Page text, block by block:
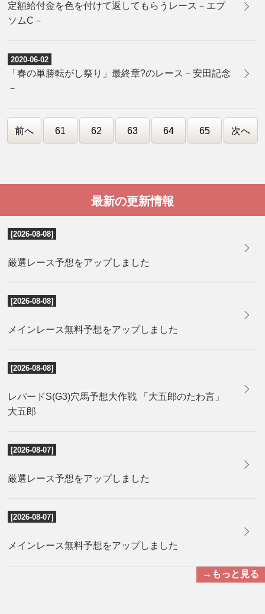
定額給付金を色を付けて返してもらうレース－エプ
ソムC－
2020-06-02
「春の単勝転がし祭り」最終章?のレース－安田記念
－
前へ 61 62 63 64 65 次へ
最新の更新情報
[2026-08-08]
厳選レース予想をアップしました
[2026-08-08]
メインレース無料予想をアップしました
[2026-08-08]
レパードS(G3)穴馬予想大作戦 「大五郎のたわ言」
大五郎
[2026-08-07]
厳選レース予想をアップしました
[2026-08-07]
メインレース無料予想をアップしました
→もっと見る